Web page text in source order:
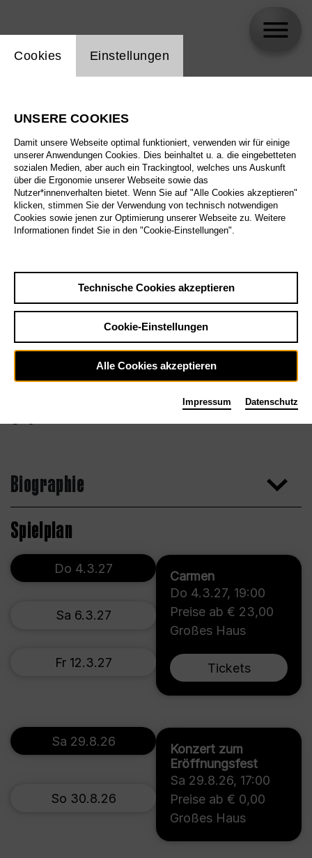
Biographie
Spielplan
Carmen
Do 4.3.27, 19:00
Preise ab € 23,00
Großes Haus
Tickets
Do 4.3.27
Sa 6.3.27
Fr 12.3.27
Konzert zum
Eröffnungsfest
Sa 29.8.26, 17:00
Preise ab € 0,00
Großes Haus
Sa 29.8.26
So 30.8.26
Einstellung Website Cookie
Cookies Einstellungen
UNSERE COOKIES
Damit unsere Webseite optimal funktioniert, verwenden wir für einige
unserer Anwendungen Cookies. Dies beinhaltet u. a. die eingebetteten
sozialen Medien, aber auch ein Trackingtool, welches uns Auskunft
über die Ergonomie unserer Webseite sowie das
Nutzer*innenverhalten bietet. Wenn Sie auf "Alle Cookies akzeptieren"
klicken, stimmen Sie der Verwendung von technisch notwendigen
Cookies sowie jenen zur Optimierung unserer Webseite zu. Weitere
Informationen findet Sie in den "Cookie-Einstellungen".
Technische Cookies akzeptieren
Cookie-Einstellungen
Alle Cookies akzeptieren
Impressum Datenschutz